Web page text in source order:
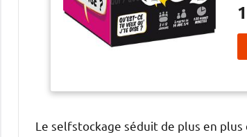
Le selfstockage séduit de plus en